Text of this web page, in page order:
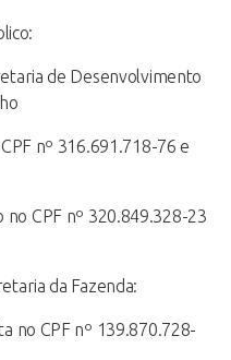
de Desenvolvimento
nº 316.691.718-76 e
CPF nº 320.849.328-23
da Fazenda:
no CPF nº 139.870.728-